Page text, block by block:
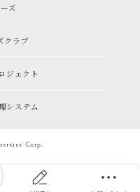
ズ
クラブ
ジェクト
システム
Corp.